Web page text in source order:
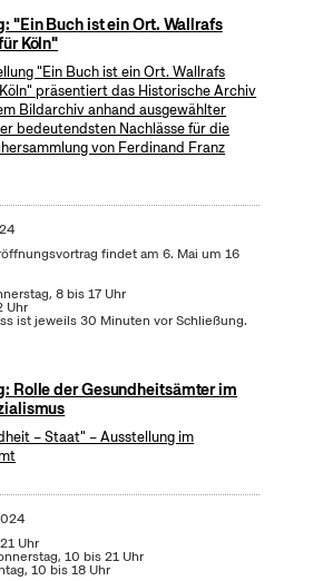
"Ein Buch ist ein Ort. Wallrafs
Köln"
"Ein Buch ist ein Ort. Wallrafs
präsentiert das Historische Archiv
Bildarchiv anhand ausgewählter
bedeutendsten Nachlässe für die
von Ferdinand Franz
findet am 6. Mai um 16
8 bis 17 Uhr
Uhr
ist jeweils 30 Minuten vor Schließung.
Rolle der Gesundheitsämter im
– Staat" – Ausstellung im
Uhr
10 bis 21 Uhr
10 bis 18 Uhr